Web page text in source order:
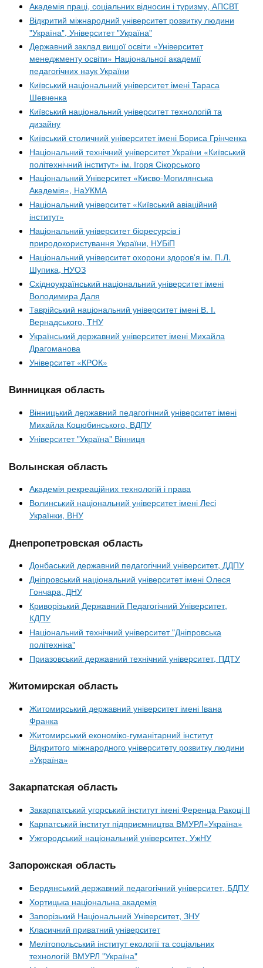
Академія праці, соціальних відносин і туризму, АПСВТ
Відкритий міжнародний університет розвитку людини
"Україна", Університет "Україна"
Державний заклад вищої освіти «Університет
менеджменту освіти» Національної академії
педагогічних наук України
Київський національний університет імені Тараса
Шевченка
Київський національний університет технологій та
дизайну
Київський столичний університет імені Бориса Грінченка
Національний технічний університет України «Київський
політехнічний інститут» ім. Ігоря Сікорського
Національний Університет «Києво-Могилянська
Академія», НаУКМА
Національний університет «Київський авіаційний
інститут»
Національний університет біоресурсів і
природокористування України, НУБіП
Національний університет охорони здоров'я ім. П.Л.
Шупика, НУОЗ
Східноукраїнський національний університет імені
Володимира Даля
Таврійський національний університет імені В. І.
Вернадського, ТНУ
Український державний університет імені Михайла
Драгоманова
Університет «КРОК»
Винницкая область
Вінницький державний педагогічний університет імені
Михайла Коцюбинського, ВДПУ
Університет "Україна" Вінниця
Волынская область
Академія рекреаційних технологій і права
Волинський національний університет імені Лесі
Українки, ВНУ
Днепропетровская область
Донбаський державний педагогічний університет, ДДПУ
Дніпровський національний університет імені Олеся
Гончара, ДНУ
Криворізький Державний Педагогічний Університет,
КДПУ
Національний технічний університет "Дніпровська
політехніка"
Приазовський державний технічний університет, ПДТУ
Житомирская область
Житомирський державний університет імені Івана
Франка
Житомирський економіко-гуманітарний інститут
Відкритого міжнародного університету розвитку людини
«Україна»
Закарпатская область
Закарпатський угорський інститут імені Ференца Ракоці ІІ
Карпатський інститут підприємництва ВМУРЛ«Україна»
Ужгородський національний університет, УжНУ
Запорожская область
Бердянський державний педагогічний університет, БДПУ
Хортицька національна академія
Запорізький Національний Університет, ЗНУ
Класичний приватний університет
Мелітопольський інститут екології та соціальних
технологій ВМУРЛ "Україна"